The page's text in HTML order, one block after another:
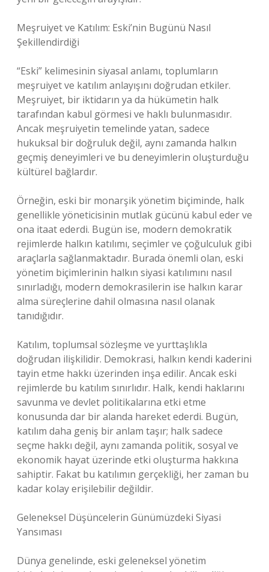
Meşruiyet ve Katılım: Eski’nin Bugünü Nasıl
Şekillendirdiği
“Eski” kelimesinin siyasal anlamı, toplumların
meşruiyet ve katılım anlayışını doğrudan etkiler.
Meşruiyet, bir iktidarın ya da hükümetin halk
tarafından kabul görmesi ve haklı bulunmasıdır.
Ancak meşruiyetin temelinde yatan, sadece
hukuksal bir doğruluk değil, aynı zamanda halkın
geçmiş deneyimleri ve bu deneyimlerin oluşturduğu
kültürel bağlardır.
Örneğin, eski bir monarşik yönetim biçiminde, halk
genellikle yöneticisinin mutlak gücünü kabul eder ve
ona itaat ederdi. Bugün ise, modern demokratik
rejimlerde halkın katılımı, seçimler ve çoğulculuk gibi
araçlarla sağlanmaktadır. Burada önemli olan, eski
yönetim biçimlerinin halkın siyasi katılımını nasıl
sınırladığı, modern demokrasilerin ise halkın karar
alma süreçlerine dahil olmasına nasıl olanak
tanıdığıdır.
Katılım, toplumsal sözleşme ve yurttaşlıkla
doğrudan ilişkilidir. Demokrasi, halkın kendi kaderini
tayin etme hakkı üzerinden inşa edilir. Ancak eski
rejimlerde bu katılım sınırlıdır. Halk, kendi haklarını
savunma ve devlet politikalarına etki etme
konusunda dar bir alanda hareket ederdi. Bugün,
katılım daha geniş bir anlam taşır; halk sadece
seçme hakkı değil, aynı zamanda politik, sosyal ve
ekonomik hayat üzerinde etki oluşturma hakkına
sahiptir. Fakat bu katılımın gerçekliği, her zaman bu
kadar kolay erişilebilir değildir.
Geleneksel Düşüncelerin Günümüzdeki Siyasi
Yansıması
Dünya genelinde, eski geleneksel yönetim